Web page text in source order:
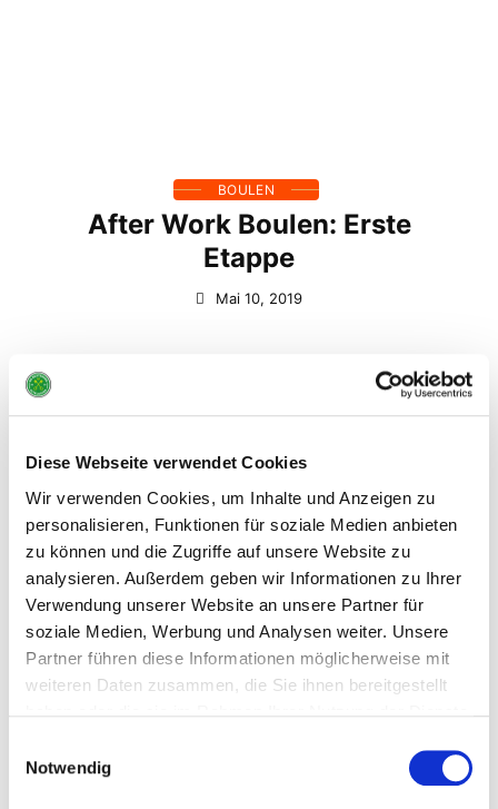
Diese Webseite verwendet Cookies
Wir verwenden Cookies, um Inhalte und Anzeigen zu
personalisieren, Funktionen für soziale Medien anbieten
zu können und die Zugriffe auf unsere Website zu
analysieren. Außerdem geben wir Informationen zu Ihrer
Verwendung unserer Website an unsere Partner für
soziale Medien, Werbung und Analysen weiter. Unsere
Partner führen diese Informationen möglicherweise mit
weiteren Daten zusammen, die Sie ihnen bereitgestellt
Notwendig
BOULEN
After Work Boulen: Erste
Etappe
Mai 10, 2019
ARTIKEL KATEGORIEN
Allgemein 3
Basketball 3
Body & Soul 1